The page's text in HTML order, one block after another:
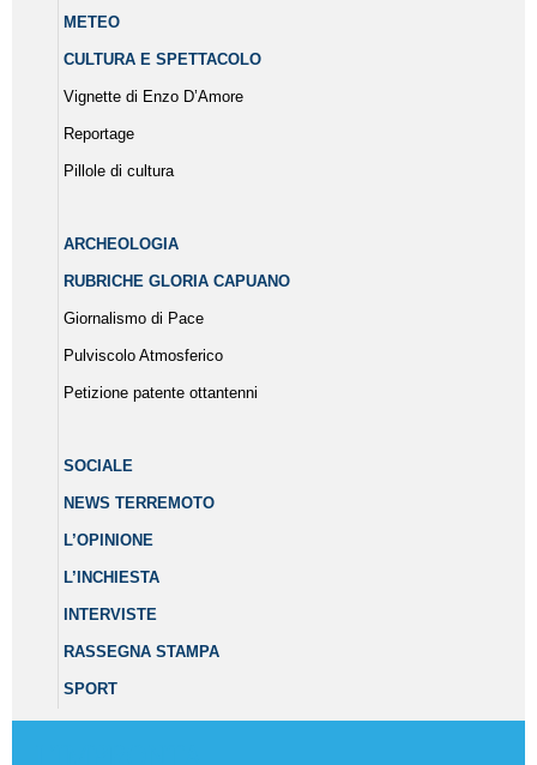
METEO
CULTURA E SPETTACOLO
Vignette di Enzo D’Amore
Reportage
Pillole di cultura
ARCHEOLOGIA
RUBRICHE GLORIA CAPUANO
Giornalismo di Pace
Pulviscolo Atmosferico
Petizione patente ottantenni
SOCIALE
NEWS TERREMOTO
L’OPINIONE
L’INCHIESTA
INTERVISTE
RASSEGNA STAMPA
SPORT